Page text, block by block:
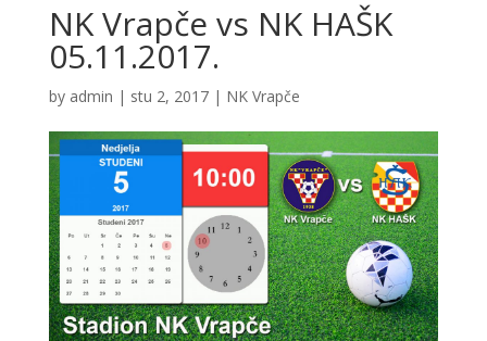
NK Vrapče vs NK HAŠK
05.11.2017.
by admin | stu 2, 2017| NK Vrapče